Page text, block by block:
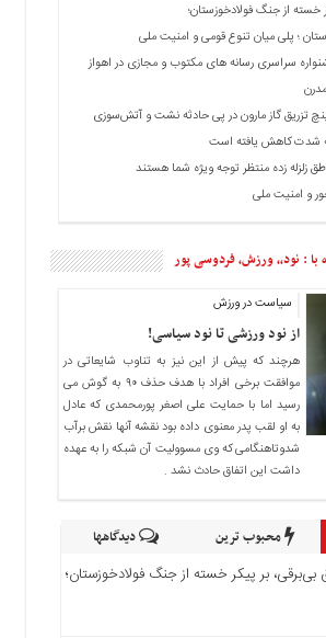
خسته‌ از جنگ فولادخوزستان؛
؛ پلی میان تنوع قومی و امنیت ملی
سراسری رسانه های مکتوب و مجازی در اهواز
شدت کاهش یافته است
زلزله زده منتظر توجه ویژه شما هستند
و امنیت ملی
: نود،، ورزش، فردوسی پور
سیاست در ورزش
از نود ورزشی تا نود سیاسی!
هرچند که پیش از این نیز به تناوب شایعاتی در
موافقت برخی افراد با هدف حذف ۹۰ به گوش می
رسید اما با حمایت علی اصغر پورمحمدی که عادل
به او لقب پدر معنوی داده بود نقشه آنها نقش برآب
شدوتاهنگامی که وی مسوولیت آن شبکه را به عهده
داشت این اتفاق حادث نشد .
محبوب ترین دیدگاهها
بی‌برقی، بر پیکر خسته‌ از جنگ فولادخوزستان؛